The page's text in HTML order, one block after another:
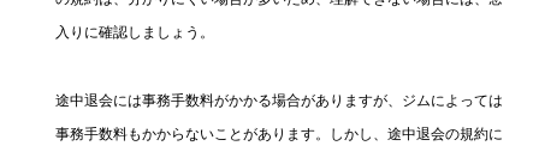
入りに確認しましょう。
途中退会には事務手数料がかかる場合がありますが、ジムによっては
事務手数料もかからないことがあります。しかし、途中退会の規約に